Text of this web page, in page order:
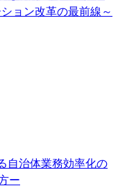
ョン改革の最前線～
自治体業務効率化の
ー